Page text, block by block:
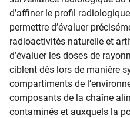
d’affiner le profil
permettre d’évaluer
radioactivités naturelle et
d’évaluer les doses de
ciblent dès lors de manière
compartiments de
composants de la chaîne
contaminés et auxquels la